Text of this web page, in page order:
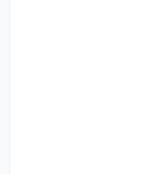
اول صنایع و مصرف‌کنندگان در
نقشی کلیدی در حفظ منابع آبی